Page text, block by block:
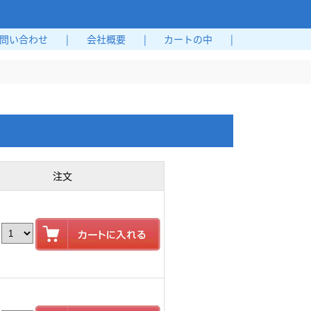
い合わせ | 会社概要 | カートの中 |
注文